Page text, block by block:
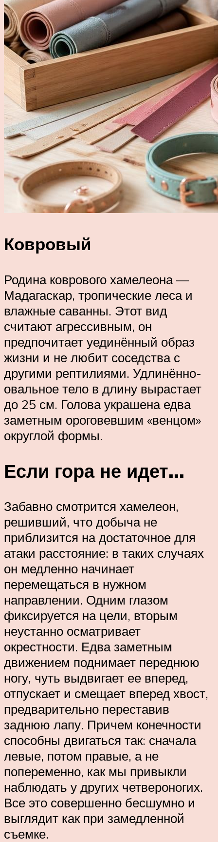
Ковровый
Родина коврового хамелеона —
Мадагаскар, тропические леса и
влажные саванны. Этот вид
считают агрессивным, он
предпочитает уединённый образ
жизни и не любит соседства с
другими рептилиями. Удлинённо-
овальное тело в длину вырастает
до 25 см. Голова украшена едва
заметным ороговевшим «венцом»
округлой формы.
Если гора не идет…
Забавно смотрится хамелеон,
решивший, что добыча не
приблизится на достаточное для
атаки расстояние: в таких случаях
он медленно начинает
перемещаться в нужном
направлении. Одним глазом
фиксируется на цели, вторым
неустанно осматривает
окрестности. Едва заметным
движением поднимает переднюю
ногу, чуть выдвигает ее вперед,
отпускает и смещает вперед хвост,
предварительно переставив
заднюю лапу. Причем конечности
способны двигаться так: сначала
левые, потом правые, а не
попеременно, как мы привыкли
наблюдать у других четвероногих.
Все это совершенно бесшумно и
выглядит как при замедленной
съемке.